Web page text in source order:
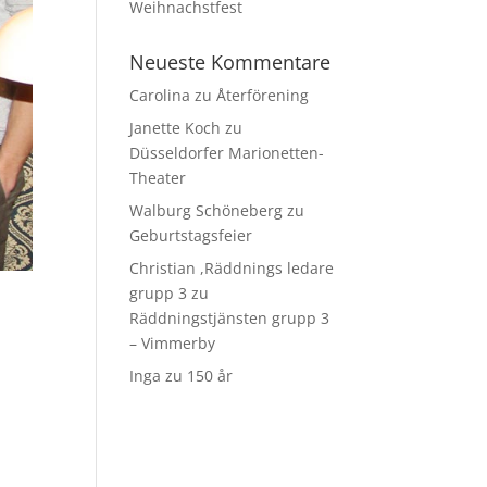
Weihnachstfest
Neueste Kommentare
Carolina zuÅterförening
Janette Koch zu
Düsseldorfer Marionetten-
Theater
Walburg Schöneberg zu
Geburtstagsfeier
Christian ,Räddnings ledare
grupp 3 zu
Räddningstjänsten grupp 3
– Vimmerby
Inga zu 150 år